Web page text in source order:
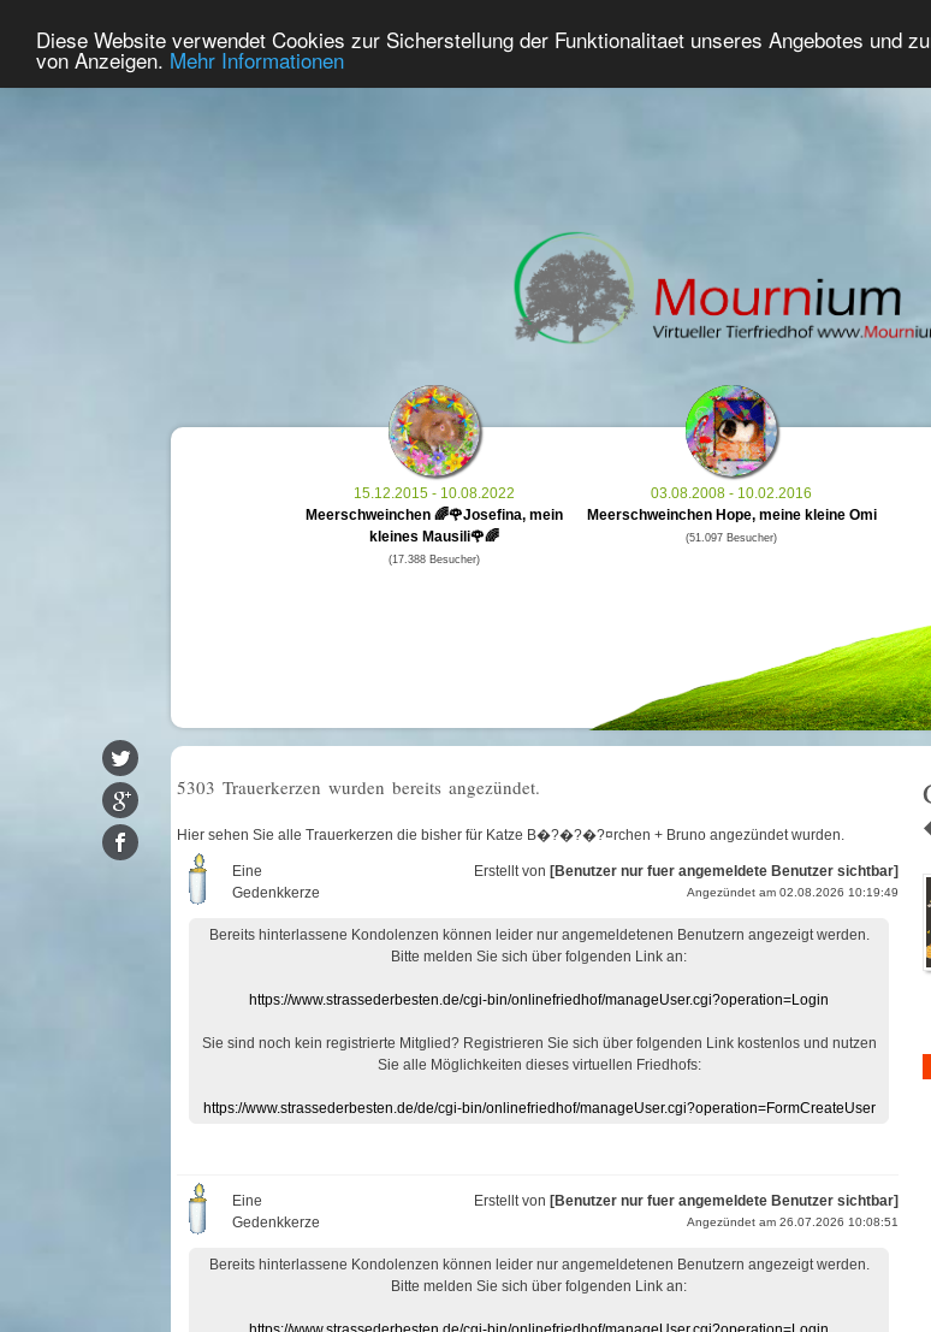
Diese Website verwendet Cookies zur Sicherstellung der Funktionalitaet unseres Angebotes und
von Anzeigen. Mehr Informationen
Home Premium Gedenken Tierforum Erweiterte Suche
15.12.2015 - 10.08.2022
Meerschweinchen 🌈🌹Josefina, mein
kleines Mausili🌹🌈
(17.388 Besucher)
03.08.2008 - 10.02.2016
Meerschweinchen Hope, meine kleine Omi
(51.097 Besucher)
5303 Trauerkerzen wurden bereits angezündet.
Hier sehen Sie alle Trauerkerzen die bisher für Katze B�?�?�?¤rchen + Bruno angezündet wurden.
Eine
Gedenkkerze
Erstellt von [Benutzer nur fuer angemeldete Benutzer sichtbar]
Angezündet am 02.08.2026 10:19:49
Bereits hinterlassene Kondolenzen können leider nur angemeldetenen Benutzern angezeigt werden.
Bitte melden Sie sich über folgenden Link an:
https://www.strassederbesten.de/cgi-bin/onlinefriedhof/manageUser.cgi?operation=Login
Sie sind noch kein registrierte Mitglied? Registrieren Sie sich über folgenden Link kostenlos und nutzen
Sie alle Möglichkeiten dieses virtuellen Friedhofs:
https://www.strassederbesten.de/de/cgi-bin/onlinefriedhof/manageUser.cgi?operation=FormCreateUser
Eine
Gedenkkerze
Erstellt von [Benutzer nur fuer angemeldete Benutzer sichtbar]
Angezündet am 26.07.2026 10:08:51
Bereits hinterlassene Kondolenzen können leider nur angemeldetenen Benutzern angezeigt werden.
Bitte melden Sie sich über folgenden Link an: